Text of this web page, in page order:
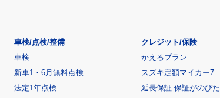
車検/点検/整備
車検
新車1・6月無料点検
法定1年点検
クレジット/保険
かえるプラン
スズキ定額マイカー7
延長保証 保証がのびた